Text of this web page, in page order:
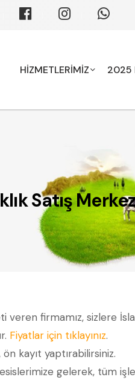
HİZMETLERİMİZ 2025
Satış
veren firmamız, sizlere
Fiyatlar için tıklayınız.
ön kayıt yaptırabilirsiniz.
gelerek, tüm